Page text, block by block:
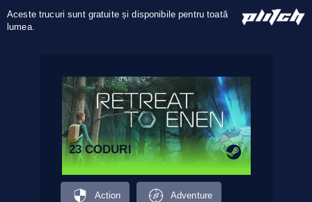
Aceste trucuri sunt gratuite și disponibile pentru toată
lumea.
23 CODURI
Action Adventure